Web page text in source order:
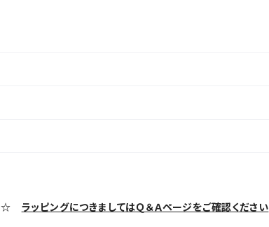
☆ ラッピングにつきましてはＱ＆Ａページをご確認ください